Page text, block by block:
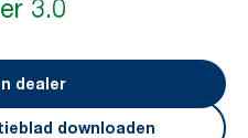
3.0
dealer
downloaden